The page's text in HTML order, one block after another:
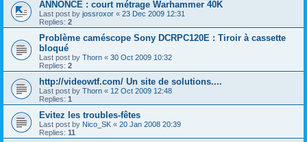
ANNONCE : court métrage Warhammer 40K
Last post by jossroxor « 23 Dec 2009 12:31
Replies: 2
Problème caméscope Sony DCRPC120E : Tiroir à cassette
bloqué
Last post by Thorn « 30 Oct 2009 10:32
Replies: 2
http://videowtf.com/ Un site de solutions....
Last post by Thorn « 12 Oct 2009 12:48
Replies: 1
Evitez les troubles-fêtes
Last post by Nico_SK « 20 Jan 2008 20:39
Replies: 11